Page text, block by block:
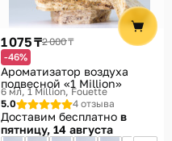
1 075 ₸2 000 ₸
-46%
Ароматизатор воздуха
подвесной «1 Million»
6 мл, 1 Million Fouette
5.0
4 отзыва
Доставим бесплатно в
пятницу, 14 августа